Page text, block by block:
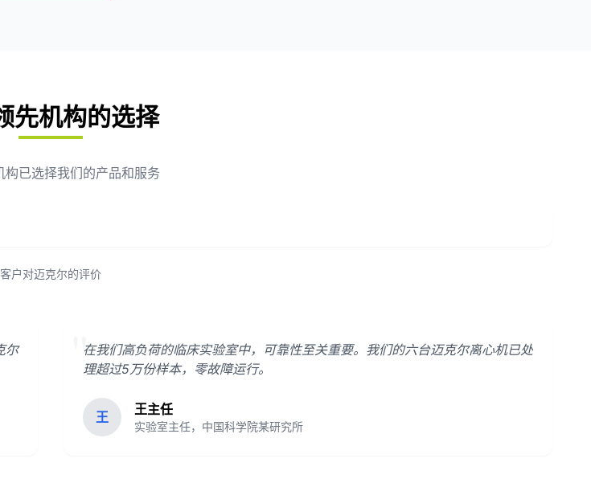
先机构的选择
构已选择我们的产品和服务
客户对迈克尔的评价
尔
"
在我们高负荷的临床实验室中，可靠性至关重要。我们的六台迈克尔离心机已处
理超过5万份样本，零故障运行。
王 王主任
实验室主任，中国科学院某研究所